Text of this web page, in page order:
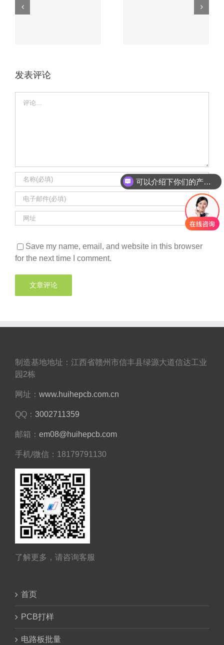
车载电路板如何应
发表评论
Save my name, email, and website in this browser
for the next time I comment.
制造基地地址：江西省赣州市信丰县绿源大道信达工业
园2栋
网址： www.huihepcb.com.cn
QQ： 3002711359
邮箱： em08@huihepcb.com
手机/微信：18179791130
了解更多，请咨询客服
首页
PCB打样
电路板批量
可以介绍下你们的产品么
你们是怎么收费的呢